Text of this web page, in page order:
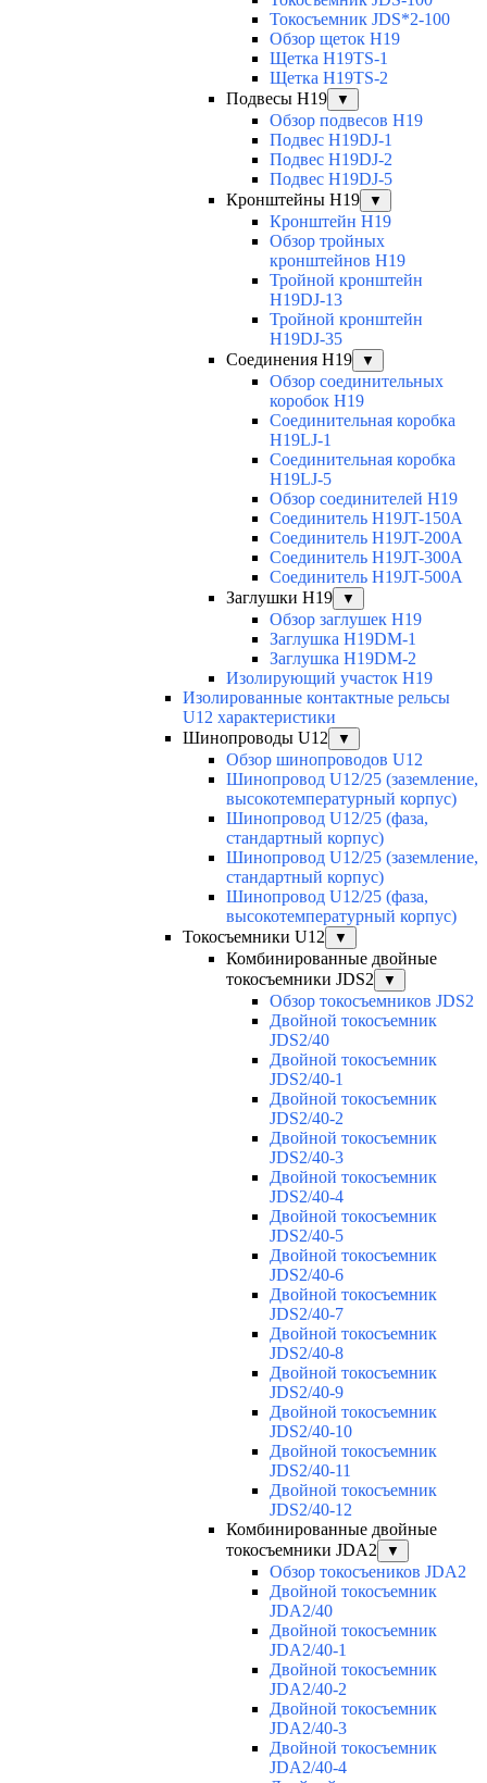
Токосъемник JDS*2-100
Обзор щеток H19
Щетка H19TS-1
Щетка H19TS-2
Подвесы H19
▼
Обзор подвесов H19
Подвес H19DJ-1
Подвес H19DJ-2
Подвес H19DJ-5
Кронштейны H19
▼
Кронштейн H19
Обзор тройных
кронштейнов H19
Тройной кронштейн
H19DJ-13
Тройной кронштейн
H19DJ-35
Соединения H19
▼
Обзор соединительных
коробок H19
Соединительная коробка
H19LJ-1
Соединительная коробка
H19LJ-5
Обзор соединителей H19
Соединитель H19JT-150A
Соединитель H19JT-200A
Соединитель H19JT-300A
Соединитель H19JT-500A
Заглушки H19
▼
Обзор заглушек H19
Заглушка H19DM-1
Заглушка H19DM-2
Изолирующий участок H19
Изолированные контактные рельсы
U12 характеристики
Шинопроводы U12
▼
Обзор шинопроводов U12
Шинопровод U12/25 (заземление,
высокотемпературный корпус)
Шинопровод U12/25 (фаза,
стандартный корпус)
Шинопровод U12/25 (заземление,
стандартный корпус)
Шинопровод U12/25 (фаза,
высокотемпературный корпус)
Токосъемники U12
▼
Комбинированные двойные
токосъемники JDS2
▼
Обзор токосъемников JDS2
Двойной токосъемник
JDS2/40
Двойной токосъемник
JDS2/40-1
Двойной токосъемник
JDS2/40-2
Двойной токосъемник
JDS2/40-3
Двойной токосъемник
JDS2/40-4
Двойной токосъемник
JDS2/40-5
Двойной токосъемник
JDS2/40-6
Двойной токосъемник
JDS2/40-7
Двойной токосъемник
JDS2/40-8
Двойной токосъемник
JDS2/40-9
Двойной токосъемник
JDS2/40-10
Двойной токосъемник
JDS2/40-11
Двойной токосъемник
JDS2/40-12
Комбинированные двойные
токосъемники JDA2
▼
Обзор токосъеников JDA2
Двойной токосъемник
JDA2/40
Двойной токосъемник
JDA2/40-1
Двойной токосъемник
JDA2/40-2
Двойной токосъемник
JDA2/40-3
Двойной токосъемник
JDA2/40-4